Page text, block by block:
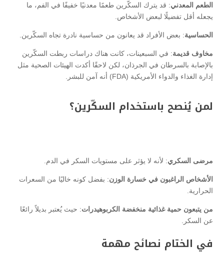
الطعم المعدني: قد يترك السكّرين طعمًا معدنيًا خفيفًا في الفم، ما
يجعله أقل تفضيلًا لبعض الأشخاص.
الحساسية: بعض الأفراد قد يعانون من حساسية نادرة تجاه السكّرين.
مخاوف قديمة: في السبعينات، كانت هناك دراسات ربطت السكّرين
بالإصابة بالسرطان في الجرذان، لكن لاحقًا أكدت الهيئات الصحية مثل
إدارة الغذاء والدواء الأمريكية (FDA) أنه آمن للبشر.
لمن يُنصح باستخدام السكّرين؟
مرضى السكري: لأنه لا يؤثر على مستويات السكر في الدم.
الأشخاص الراغبون في خسارة الوزن: بفضل كونه خاليًا من السعرات
الحرارية.
من يتبعون حمية غذائية منخفضة الكربوهيدرات: حيث يُعتبر بديلاً رائعًا
عن السكر.
في الختام نصائح مهمة